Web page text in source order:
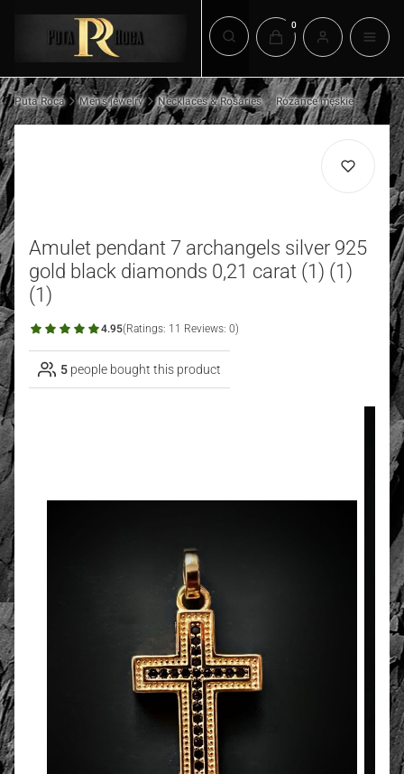
Open search engine
Products in the cart: 0.
Puta Roca Men's jewelry Necklaces & Rosaries Różańce męskie
Amulet pendant 7 archangels silver 925
gold black diamonds 0,21 carat (1) (1)
(1)
4.95(Ratings: 11 Reviews: 0)
5 people bought this product